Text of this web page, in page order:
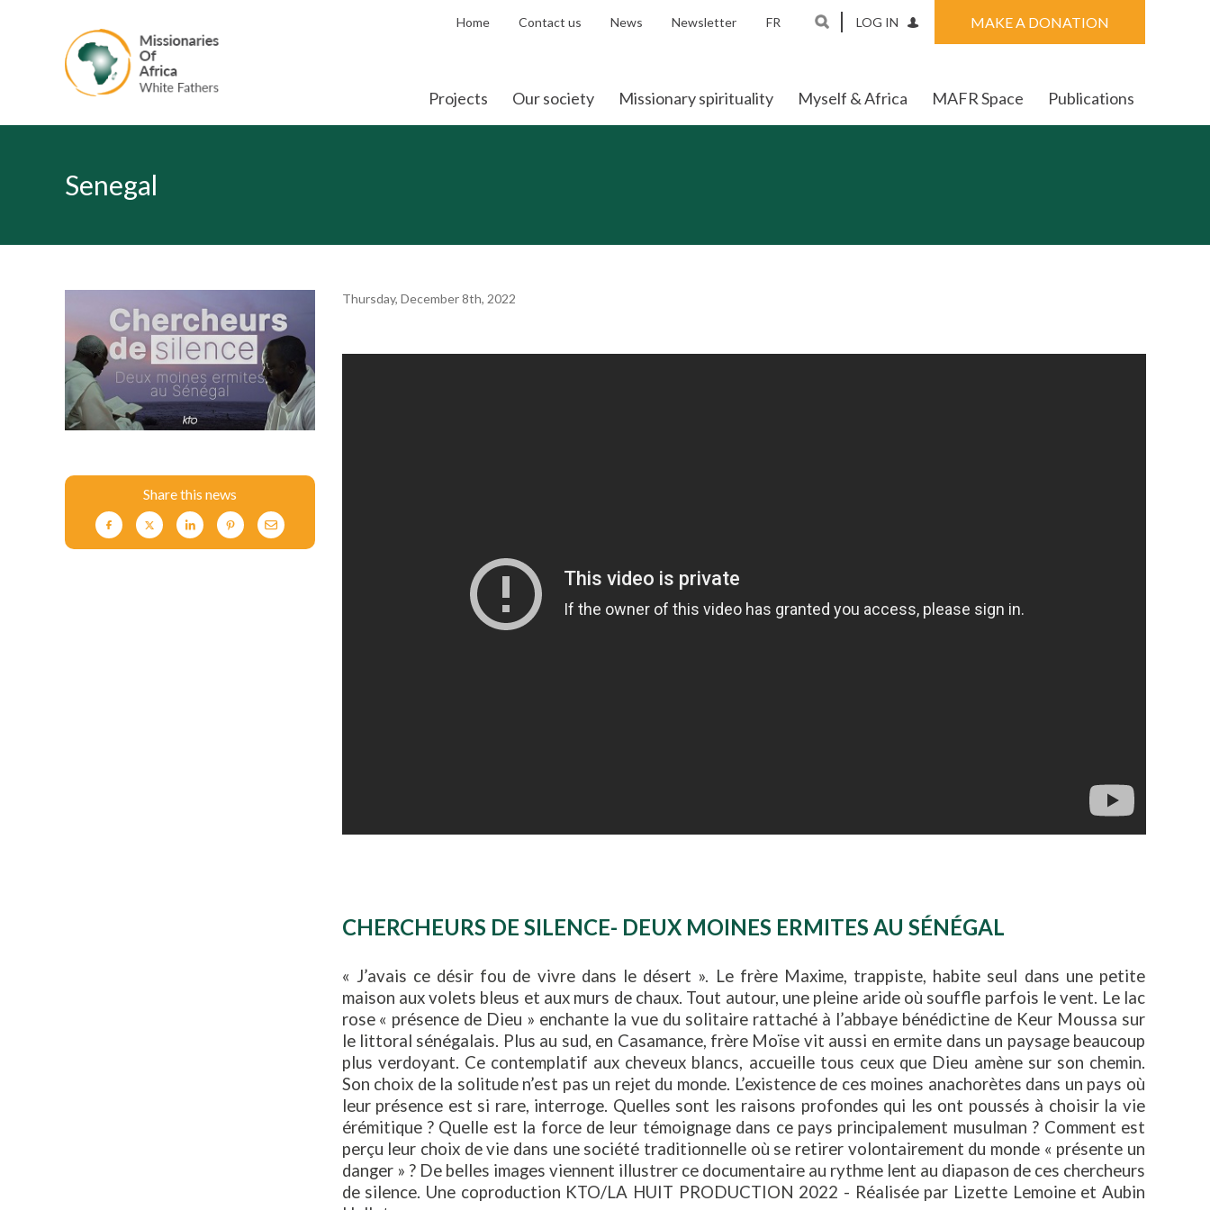
Home Contact us News Newsletter FR LOG IN MAKE A DONATION
Projects Our society Missionary spirituality Myself & Africa MAFR Space Publications
Senegal
Share this news
Thursday, December 8th, 2022
CHERCHEURS DE SILENCE- DEUX MOINES ERMITES AU SÉNÉGAL
« J’avais ce désir fou de vivre dans le désert ». Le frère Maxime, trappiste, habite seul dans une petite
maison aux volets bleus et aux murs de chaux. Tout autour, une pleine aride où souffle parfois le vent. Le lac
rose « présence de Dieu » enchante la vue du solitaire rattaché à l’abbaye bénédictine de Keur Moussa sur
le littoral sénégalais. Plus au sud, en Casamance, frère Moïse vit aussi en ermite dans un paysage beaucoup
plus verdoyant. Ce contemplatif aux cheveux blancs, accueille tous ceux que Dieu amène sur son chemin.
Son choix de la solitude n’est pas un rejet du monde. L’existence de ces moines anachorètes dans un pays où
leur présence est si rare, interroge. Quelles sont les raisons profondes qui les ont poussés à choisir la vie
érémitique ? Quelle est la force de leur témoignage dans ce pays principalement musulman ? Comment est
perçu leur choix de vie dans une société traditionnelle où se retirer volontairement du monde « présente un
danger » ? De belles images viennent illustrer ce documentaire au rythme lent au diapason de ces chercheurs
de silence. Une coproduction KTO/LA HUIT PRODUCTION 2022 - Réalisée par Lizette Lemoine et Aubin